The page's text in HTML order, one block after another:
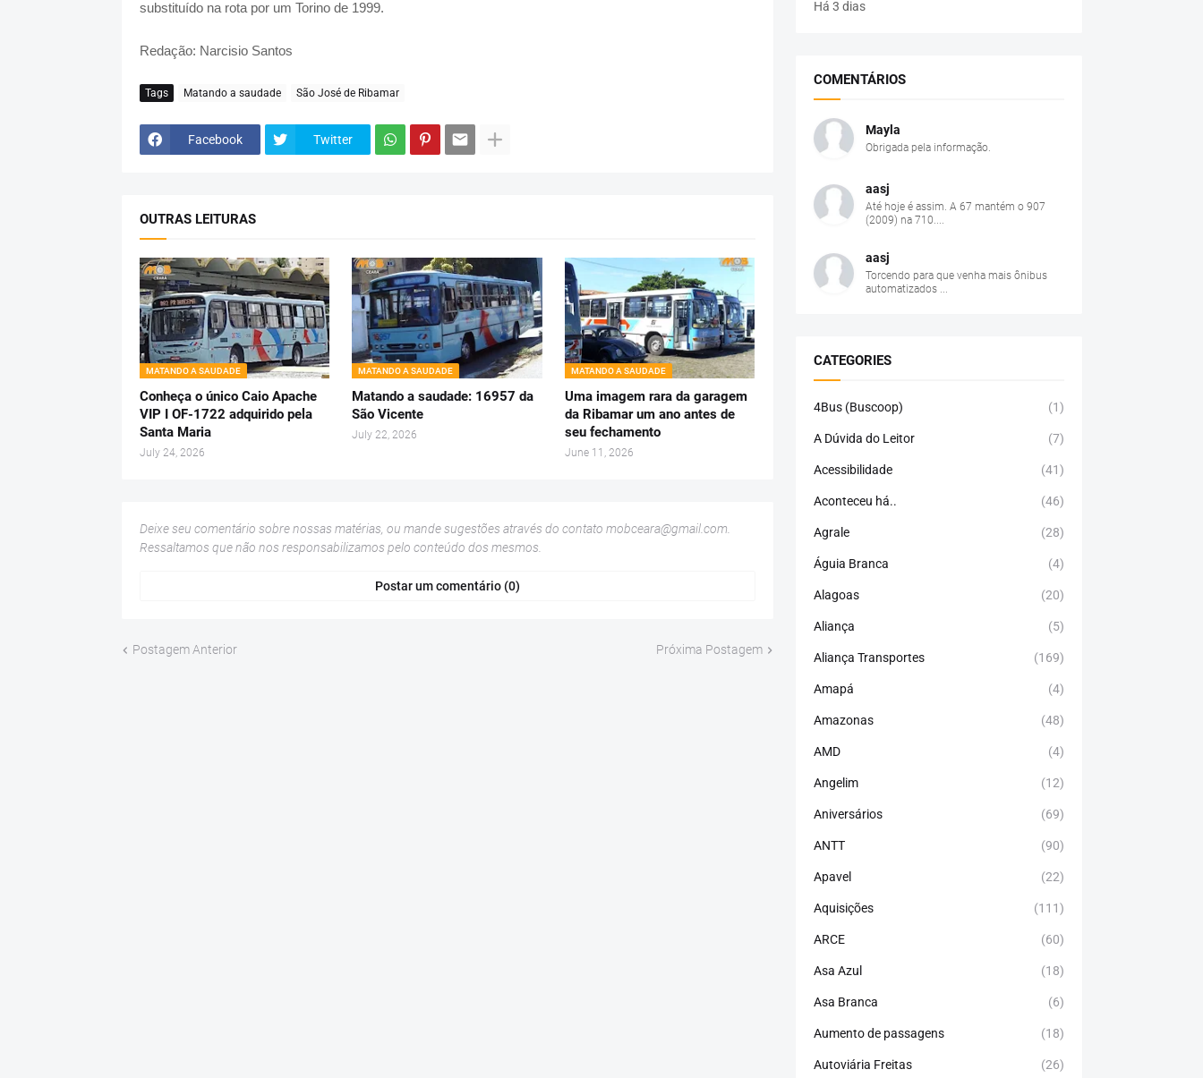
substituído na rota por um Torino de 1999.
Redação: Narcisio Santos
Tags Matando a saudade São José de Ribamar
Facebook Twitter
OUTRAS LEITURAS
MATANDO A SAUDADE
Conheça o único Caio Apache
VIP I OF-1722 adquirido pela
Santa Maria
July 24, 2026
MATANDO A SAUDADE
Matando a saudade: 16957 da
São Vicente
July 22, 2026
MATANDO A SAUDADE
Uma imagem rara da garagem
da Ribamar um ano antes de
seu fechamento
June 11, 2026
Deixe seu comentário sobre nossas matérias, ou mande sugestões através do contato mobceara@gmail.com.
Ressaltamos que não nos responsabilizamos pelo conteúdo dos mesmos.
Postar um comentário (0)
Postagem Anterior Próxima Postagem
Há 3 dias
COMENTÁRIOS
Mayla
Obrigada pela informação.
aasj
Até hoje é assim. A 67 mantém o 907
(2009) na 710....
aasj
Torcendo para que venha mais ônibus
automatizados ...
CATEGORIES
4Bus (Buscoop) (1)
A Dúvida do Leitor (7)
Acessibilidade (41)
Aconteceu há.. (46)
Agrale (28)
Águia Branca (4)
Alagoas (20)
Aliança (5)
Aliança Transportes (169)
Amapá (4)
Amazonas (48)
AMD (4)
Angelim (12)
Aniversários (69)
ANTT (90)
Apavel (22)
Aquisições (111)
ARCE (60)
Asa Azul (18)
Asa Branca (6)
Aumento de passagens (18)
Autoviária Freitas (26)